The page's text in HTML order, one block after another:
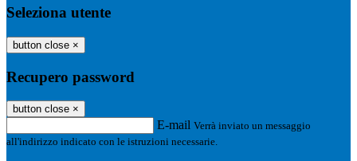
Seleziona utente
button close ×
Recupero password
button close ×
E-mail Verrà inviato un messaggio
all'indirizzo indicato con le istruzioni necessarie.